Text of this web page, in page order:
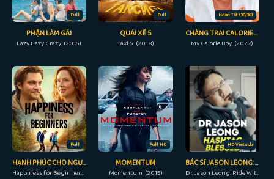
Full
PHẬN LÀM GÁI
Lazy Hazy Crazy (2015)
Full
QUÁI XẾ 5
Taxi 5 (2018)
Hoàn Tất (30/30)
CHÀNG TRAI CALORIE CỦA TÔI
My Calorie Boy (2022)
Full
HẠNH PHÚC CHO NGƯỜI MỚI BẮT ĐẦU
Happiness for Beginners (2023)
Full HD
MOMENTUM
Momentum (2015)
HD Vietsub
BÁC SĨ JASON LEONG: ĐI CẨN THẬN
Dr. Jason Leong: Ride With Caution (2023)